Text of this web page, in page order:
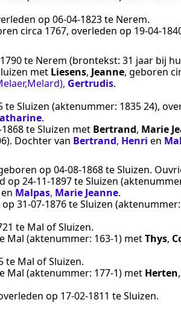
op 06‑04‑1823te Nerem.
circa 1767, overleden op
te Nerem (brontekst: 31 jaar bij
met Liesens, Jeanne, geboren
, Gertrudis.
teSluizen (aktenummer: 1835 24),
.
teSluizen met Bertrand, Marie
). Dochter van Bertrand, Henri en
op 04‑08‑1868teSluizen.
op 24‑11‑1897teSluizen
en Malpas, Marie Jeanne.
op 31‑07‑1876teSluizen (aktenummer:
te Mal of Sluizen.
Mal (aktenummer: 163-1) metThys,
te Mal of Sluizen.
Mal (aktenummer: 177-1) met Herten,
op 17‑02‑1811 teSluizen.